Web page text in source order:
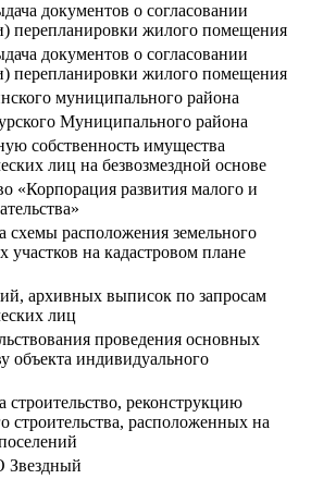
документов о согласовании
перепланировки жилого помещения
документов о согласовании
перепланировки жилого помещения
муниципального района
Муниципального района
собственность имущества
лиц на безвозмездной основе
«Корпорация развития малого и
схемы расположения земельного
участков на кадастровом плане
архивных выписок по запросам
лиц
проведения основных
объекта индивидуального
реконструкцию
строительства, расположенных на
Звездный